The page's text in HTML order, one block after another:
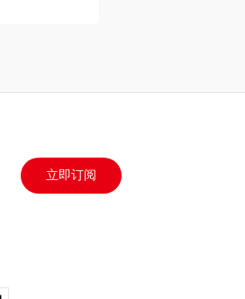
立即订阅